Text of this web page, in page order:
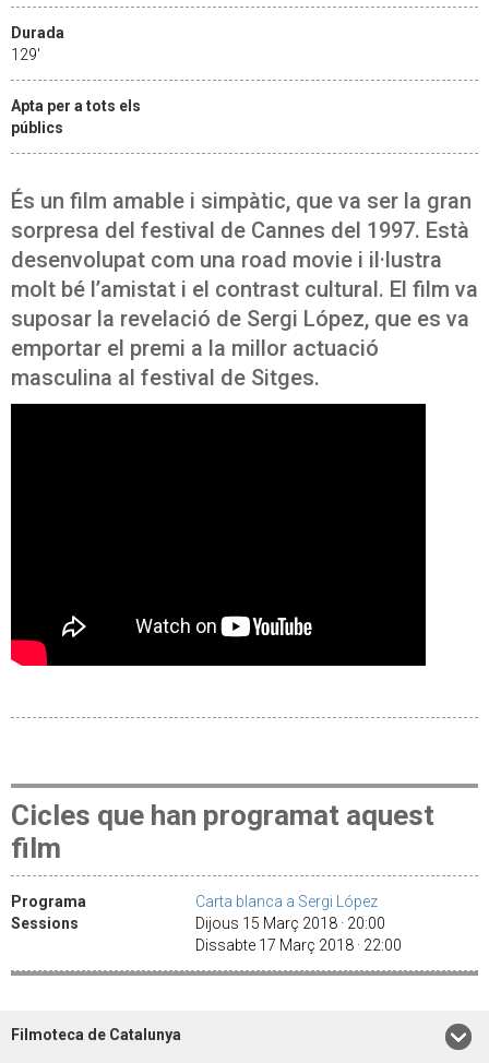
Durada
129'
Apta per a tots els
públics
És un film amable i simpàtic, que va ser la gran
sorpresa del festival de Cannes del 1997. Està
desenvolupat com una road movie i il·lustra
molt bé l’amistat i el contrast cultural. El film va
suposar la revelació de Sergi López, que es va
emportar el premi a la millor actuació
masculina al festival de Sitges.
Cicles que han programat aquest
film
Programa
Carta blanca a Sergi López
Sessions
Dijous 15 Març 2018 · 20:00
Dissabte 17 Març 2018 · 22:00
Filmoteca de Catalunya